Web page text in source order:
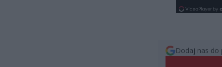
Dodaj nas do